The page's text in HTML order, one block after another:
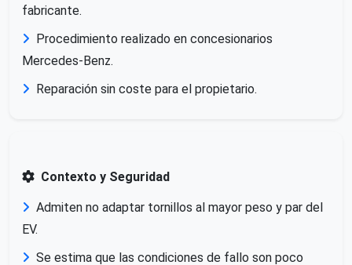
fabricante.
Procedimiento realizado en concesionarios
Mercedes-Benz.
Reparación sin coste para el propietario.
Contexto y Seguridad
Admiten no adaptar tornillos al mayor peso y par del
EV.
Se estima que las condiciones de fallo son poco